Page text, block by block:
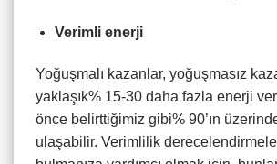
Verimli enerji
Yoğuşmalı kazanlar, yoğuşmasız
yaklaşık% 15-30 daha fazla enerji
önce belirttiğimiz gibi% 90’ın
ulaşabilir. Verimlilik